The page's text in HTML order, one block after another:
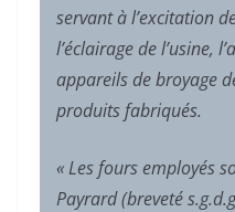
servant à l’excitation
l’éclairage de l’usine,
appareils de broyage
produits fabriqués.
« Les fours employés
Payrard (breveté